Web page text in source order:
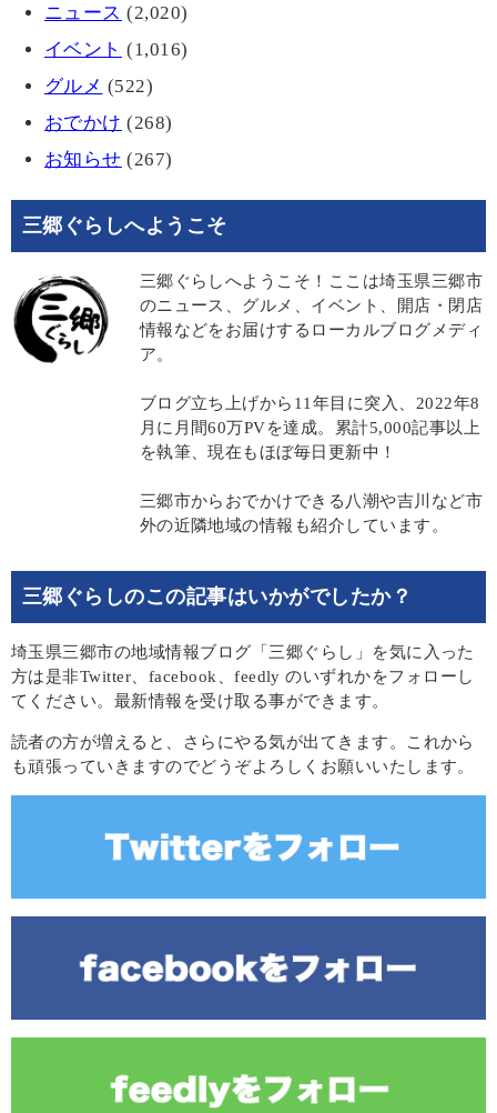
ニュース (2,020)
イベント (1,016)
グルメ (522)
おでかけ (268)
お知らせ (267)
三郷ぐらしへようこそ
三郷ぐらしへようこそ！ここは埼玉県三郷市
のニュース、グルメ、イベント、開店・閉店
情報などをお届けするローカルブログメディ
ア。
ブログ立ち上げから11年目に突入、2022年8
月に月間60万PVを達成。累計5,000記事以上
を執筆、現在もほぼ毎日更新中！
三郷市からおでかけできる八潮や吉川など市
外の近隣地域の情報も紹介しています。
三郷ぐらしのこの記事はいかがでしたか？
埼玉県三郷市の地域情報ブログ「三郷ぐらし」を気に入った
方は是非Twitter、facebook、feedly のいずれかをフォローし
てください。最新情報を受け取る事ができます。
読者の方が増えると、さらにやる気が出てきます。これから
も頑張っていきますのでどうぞよろしくお願いいたします。